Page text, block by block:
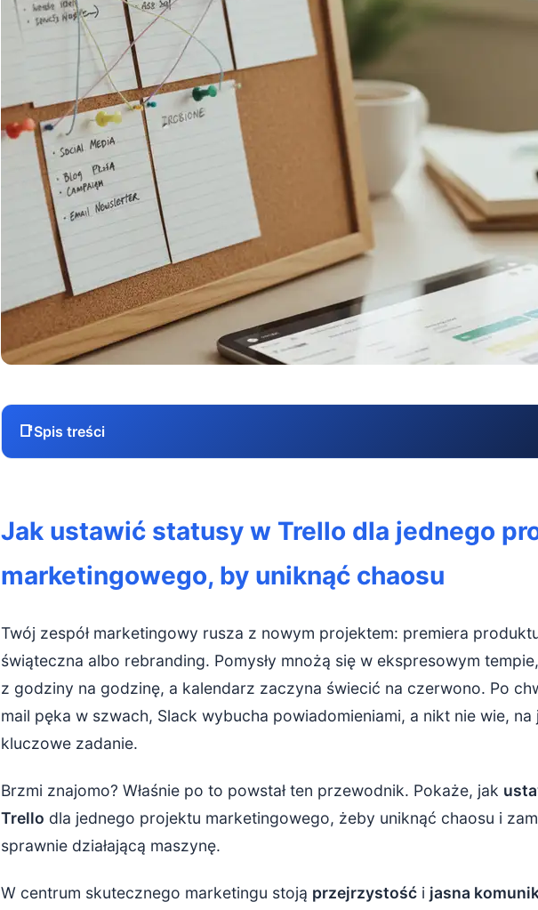
📑Spis treści
Dlaczego jasne statusy w Trello są kluczowe w marketingu
Zanim ustawisz statusy – przygotuj fundamenty procesu
Rozbudowane statusy w Trello dla content marketingu
Statusy w Trello dla kampanii reklamowej (np. Google Ads)
Praktyczne wskazówki, jak uniknąć chaosu w Trello
Podsumowanie – od chaosu do uporządkowanego projektu w Trello
Jak ustawić statusy w Trello dla jednego
marketingowego, by uniknąć chaosu
Twój zespół marketingowy rusza z nowym projektem: premiera
świąteczna albo rebranding. Pomysły mnożą się w ekspresowym
z godziny na godzinę, a kalendarz zaczyna świecić na czerwono. Po
mail pęka w szwach, Slack wybucha powiadomieniami, a nikt nie wie, na
kluczowe zadanie.
Brzmi znajomo? Właśnie po to powstał ten przewodnik. Pokaże, jak
Trello dla jednego projektu marketingowego, żeby uniknąć chaosu i
sprawnie działającą maszynę.
W centrum skutecznego marketingu stoją przejrzystość i jasna